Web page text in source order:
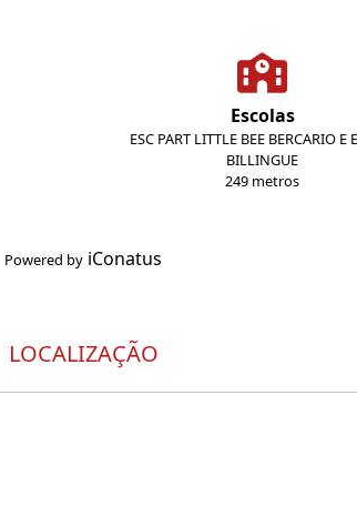
Escolas
ESC PART LITTLE BEE BERCARIO E
BILLINGUE
249 metros
Powered by iConatus
LOCALIZAÇÃO